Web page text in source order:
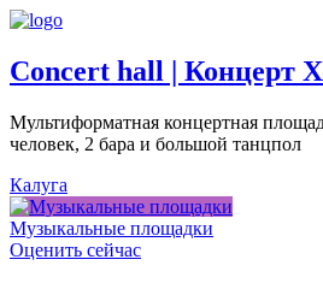
Concert hall | Концерт
Мультиформатная концертная
человек, 2 бара и большой танцпол
Калуга
Музыкальные площадки
Оценить сейчас